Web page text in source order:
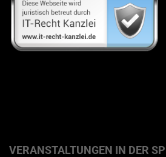
VERANSTALTUNGEN IN DER